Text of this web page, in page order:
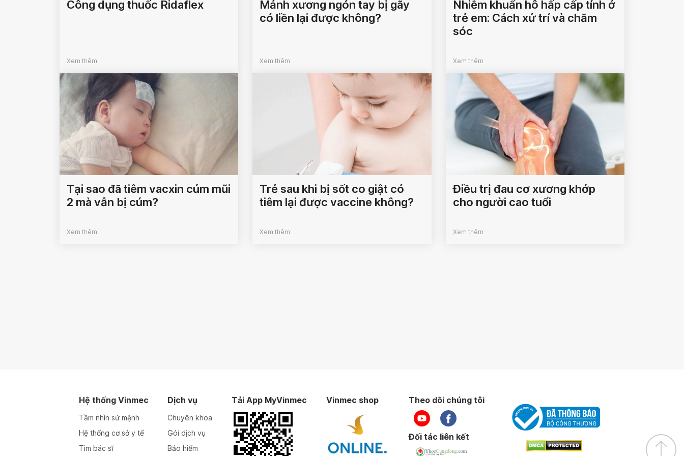
Công dụng thuốc Ridaflex
Xem thêm
Mảnh xương ngón tay bị gãy
có liền lại được không?
Xem thêm
Nhiễm khuẩn hô hấp cấp tính ở
trẻ em: Cách xử trí và chăm
sóc
Xem thêm
Tại sao đã tiêm vacxin cúm mũi
2 mà vẫn bị cúm?
Xem thêm
Trẻ sau khi bị sốt co giật có
tiêm lại được vaccine không?
Xem thêm
Điều trị đau cơ xương khớp
cho người cao tuổi
Xem thêm
Hệ thống Vinmec
Tầm nhìn sứ mệnh
Hệ thống cơ sở y tế
Tìm bác sĩ
Dịch vụ
Chuyên khoa
Gói dịch vụ
Bảo hiểm
Tải App MyVinmec Vinmec shop Theo dõi chúng tôi
Đối tác liên kết